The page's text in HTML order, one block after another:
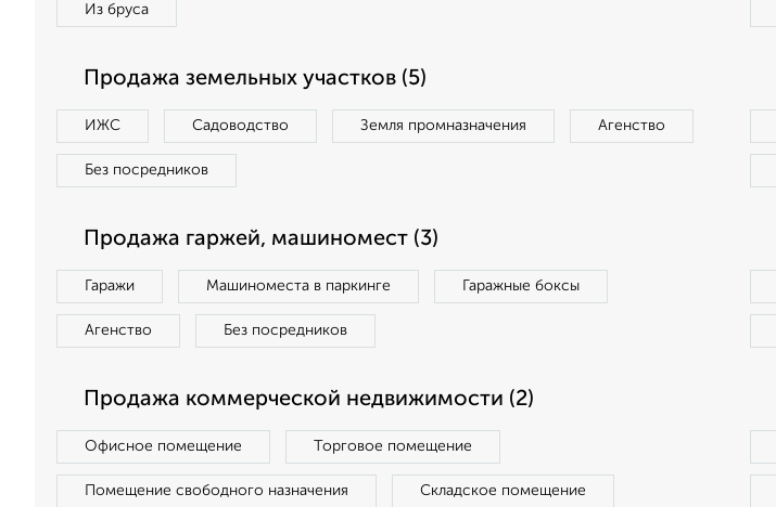
Из бруса
Продажа земельных участков (5)
ИЖС Садоводство Земля промназначения Агенство
Без посредников
Продажа гаржей, машиномест (3)
Гаражи Машиноместа в паркинге Гаражные боксы
Агенство Без посредников
Продажа коммерческой недвижимости (2)
Офисное помещение Торговое помещение
Помещение свободного назначения Складское помещение